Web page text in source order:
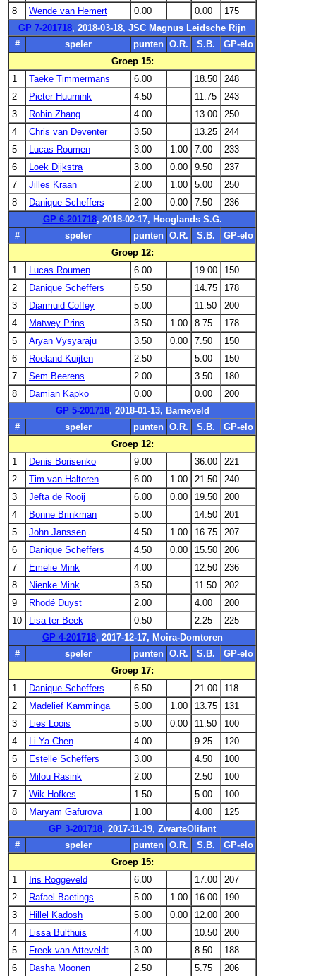
8
Wende van Hemert 0.00 0.00
175
GP 7-201718, 2018-03-18, JSC Magnus Leidsche Rijn
#
speler punten O.R. S.B.
GP-elo
Groep 15:
1
Taeke Timmermans 6.00 18.50
248
2
Pieter Huurnink 4.50 11.75
243
3
Robin Zhang 4.00 13.00
250
4
Chris van Deventer 3.50 13.25
244
5
Lucas Roumen 3.00 1.00 7.00
233
6
Loek Dijkstra 3.00 0.00 9.50
237
7
Jilles Kraan 2.00 1.00 5.00
250
8
Danique Scheffers 2.00 0.00 7.50
236
GP 6-201718, 2018-02-17, Hooglands S.G.
#
speler punten O.R. S.B.
GP-elo
Groep 12:
1
Lucas Roumen 6.00 19.00
150
2
Danique Scheffers 5.50 14.75
178
3
Diarmuid Coffey 5.00 11.50
200
4
Matwey Prins 3.50 1.00 8.75
178
5
Aryan Vysyaraju 3.50 0.00 7.50
150
6
Roeland Kuijten 2.50 5.00
150
7
Sem Beerens 2.00 3.50
180
8
Damian Kapko 0.00 0.00
200
GP 5-201718, 2018-01-13, Barneveld
#
speler punten O.R. S.B.
GP-elo
Groep 12:
1
Denis Borisenko 9.00 36.00
221
2
Tim van Halteren 6.00 1.00 21.50
240
3
Jefta de Rooij 6.00 0.00 19.50
200
4
Bonne Brinkman 5.00 14.50
201
5
John Janssen 4.50 1.00 16.75
207
6
Danique Scheffers 4.50 0.00 15.50
206
7
Emelie Mink 4.00 12.50
236
8
Nienke Mink 3.50 11.50
202
9
Rhodé Duyst 2.00 4.00
200
10
Lisa ter Beek 0.50 2.25
225
GP 4-201718, 2017-12-17, Moira-Domtoren
#
speler punten O.R. S.B.
GP-elo
Groep 17:
1
Danique Scheffers 6.50 21.00
118
2
Madelief Kamminga 5.00 1.00 13.75
131
3
Lies Loois 5.00 0.00 11.50
100
4
Li Ya Chen 4.00 9.25
120
5
Estelle Scheffers 3.00 4.50
100
6
Milou Rasink 2.00 2.50
100
7
Wik Hofkes 1.50 5.00
100
8
Maryam Gafurova 1.00 4.00
125
GP 3-201718, 2017-11-19, ZwarteOlifant
#
speler punten O.R. S.B.
GP-elo
Groep 15:
1
Iris Roggeveld 6.00 17.00
207
2
Rafael Baetings 5.00 1.00 16.00
190
3
Hillel Kadosh 5.00 0.00 12.00
200
4
Lissa Bulthuis 4.00 10.50
200
5
Freek van Atteveldt 3.00 8.50
188
6
Dasha Moonen 2.50 5.75 206